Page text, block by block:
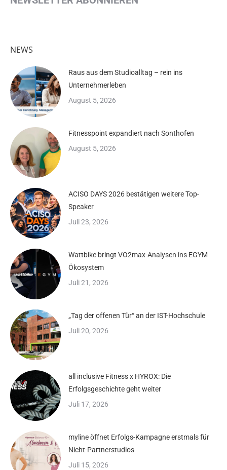
NEWS
Raus aus dem Studioalltag – rein ins
Unternehmerleben
August 5, 2026
Fitnesspoint expandiert nach Sonthofen
August 5, 2026
ACISO DAYS 2026 bestätigen weitere Top-
Speaker
Juli 23, 2026
Wattbike bringt VO2max-Analysen ins EGYM
Ökosystem
Juli 21, 2026
„Tag der offenen Tür“ an der IST-Hochschule
Juli 20, 2026
all inclusive Fitness x HYROX: Die
Erfolgsgeschichte geht weiter
Juli 17, 2026
myline öffnet Erfolgs-Kampagne erstmals für
Nicht-Partnerstudios
Juli 15, 2026